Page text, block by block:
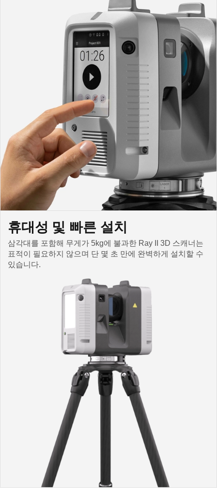
휴대성 및 빠른 설치
삼각대를 포함해 무게가 5kg에 불과한 Ray II 3D 스캐너는
표적이 필요하지 않으며 단 몇 초 만에 완벽하게 설치할 수
있습니다.